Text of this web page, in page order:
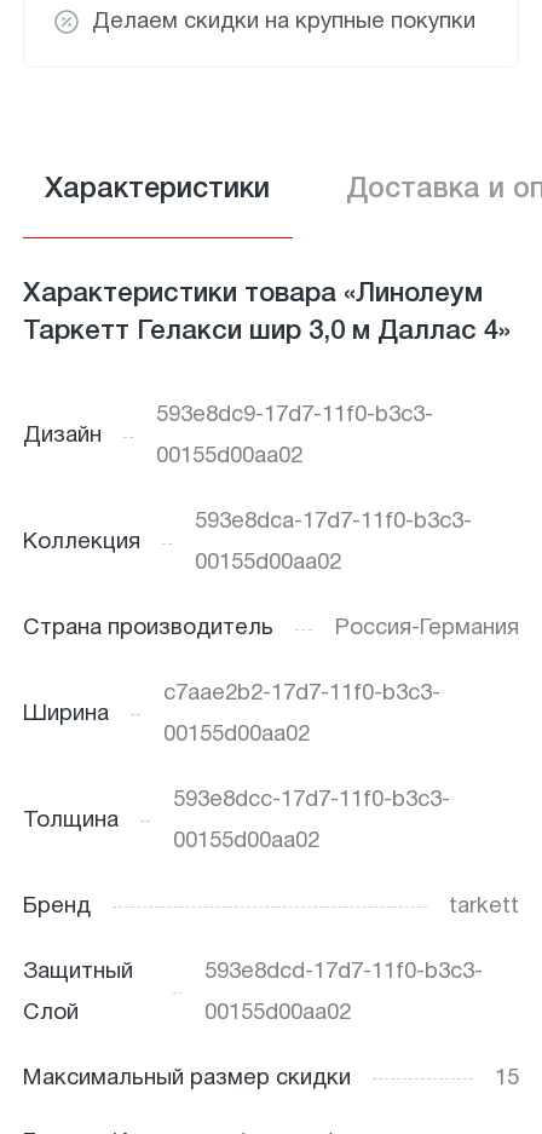
Делаем скидки на крупные покупки
Характеристики Доставка и
Характеристики товара «Линолеум
Таркетт Гелакси шир 3,0 м Даллас 4»
Дизайн
593e8dc9-17d7-11f0-b3c3-
00155d00aa02
Коллекция
593e8dca-17d7-11f0-b3c3-
00155d00aa02
Страна производитель Россия-Германия
Ширина
c7aae2b2-17d7-11f0-b3c3-
00155d00aa02
Толщина
593e8dcc-17d7-11f0-b3c3-
00155d00aa02
Бренд tarkett
Защитный
Слой
593e8dcd-17d7-11f0-b3c3-
00155d00aa02
Максимальный размер скидки 15